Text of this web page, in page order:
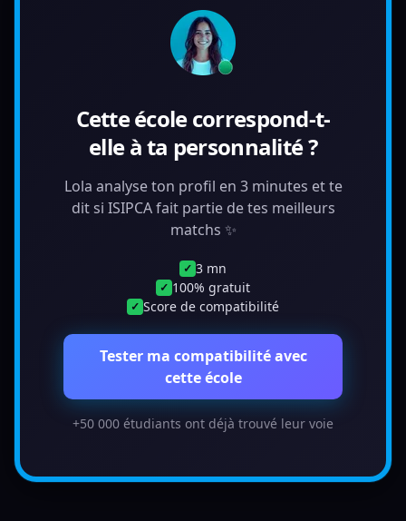
Cette école correspond-t-
elle à ta personnalité ?
Lola analyse ton profil en 3 minutes et te
dit si ISIPCA fait partie de tes meilleurs
matchs ✨
✓ 3 mn
✓ 100% gratuit
✓ Score de compatibilité
Tester ma compatibilité avec
cette école
+50 000 étudiants ont déjà trouvé leur voie